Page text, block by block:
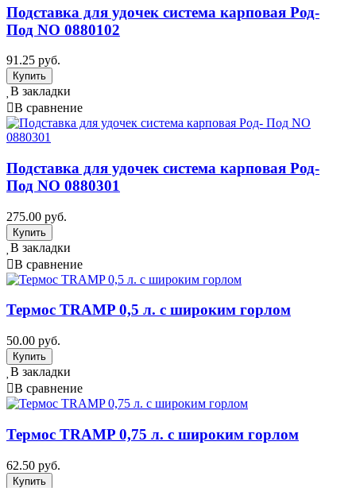
Подставка для удочек система карповая Род-
Под NO 0880102
91.25 руб.
В закладки
В сравнение
Подставка для удочек система карповая Род-
Под NO 0880301
275.00 руб.
В закладки
В сравнение
Термос TRAMP 0,5 л. с широким горлом
50.00 руб.
В закладки
В сравнение
Термос TRAMP 0,75 л. с широким горлом
62.50 руб.